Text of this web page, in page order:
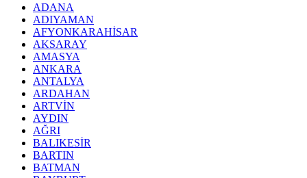
ADANA
ADIYAMAN
AFYONKARAHİSAR
AKSARAY
AMASYA
ANKARA
ANTALYA
ARDAHAN
ARTVİN
AYDIN
AĞRI
BALIKESİR
BARTIN
BATMAN